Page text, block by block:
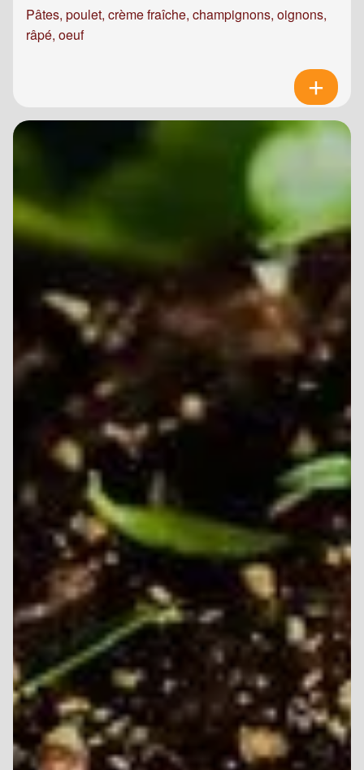
Pâtes, poulet, crème fraîche, champignons, oignons,
râpé, oeuf